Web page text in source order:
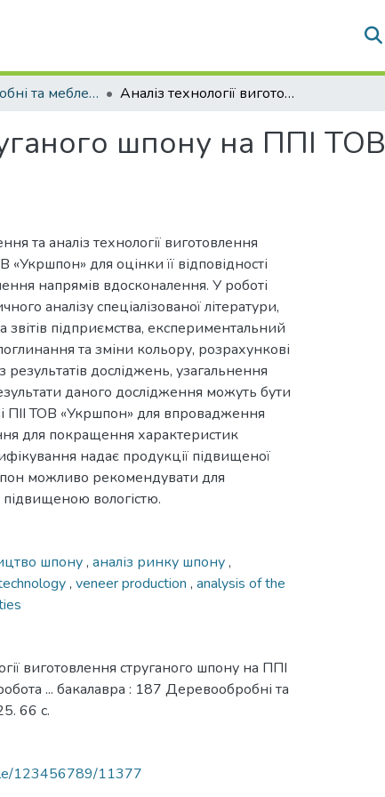
Деревообробні та меблеві технології Аналіз технології виготовлення струганого шпону на ППІ ТОВ «Укршпон»
шпону на ППІ ТОВ
та аналіз технології виготовлення
для оцінки її відповідності
напрямів вдосконалення. У роботі
аналізу спеціалізованої літератури,
звітів підприємства, експериментальний
та зміни кольору, розрахункові
досліджень, узагальнення
даного дослідження можуть бути
ПІІ ТОВ «Укршпон» для впровадження
для покращення характеристик
надає продукції підвищеної
можливо рекомендувати для
підвищеною вологістю.
шпону, аналіз ринку шпону,
, veneer production , analysis of the
виготовлення струганого шпону на ППІ
... бакалавра : 187 Деревообробні та
66 с.
123456789/11377